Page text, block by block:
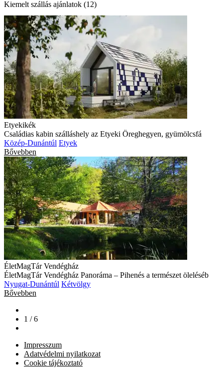
Kiemelt szállás ajánlatok (12)
Etyekikék
Családias kabin szálláshely az Etyeki Öreghegyen, gyümölcsfá
Közép-Dunántúl Etyek
Bővebben
ÉletMagTár Vendégház
ÉletMagTár Vendégház Panoráma – Pihenés a természet öleléséb
Nyugat-Dunántúl Kétvölgy
Bővebben
1 / 6
Impresszum
Adatvédelmi nyilatkozat
Cookie tájékoztató